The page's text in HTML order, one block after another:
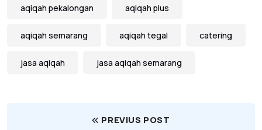
aqiqah pekalongan aqiqah plus
aqiqah semarang aqiqah tegal catering
jasa aqiqah jasa aqiqah semarang
PREVIUS POST